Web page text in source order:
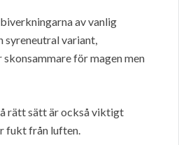
av vanlig
syreneutral variant,
för magen men
rätt sätt är också viktigt
fukt från luften.